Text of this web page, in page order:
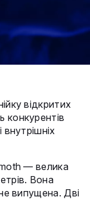
відкритих
— велика
Вона
випущена. Дві